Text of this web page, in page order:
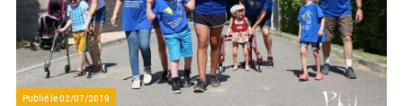
Publié le02/07/2019